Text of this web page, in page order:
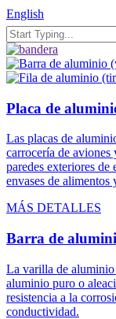
English
Placa de
Las placas de
carrocería de aviones
paredes exteriores de
envases de alimentos
MÁS DETALLES
Barra de
La varilla de aluminio
aluminio puro o
resistencia a la
conductividad.